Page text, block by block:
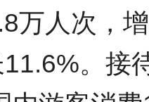
万人次，
。接